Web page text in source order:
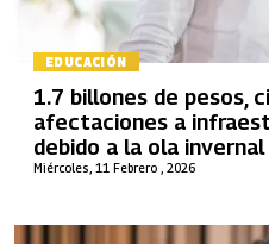
EDUCACIÓN
Miércoles, 11 Febrero , 2026
1.7 billones de pesos,
afectaciones a
debido a la ola invernal